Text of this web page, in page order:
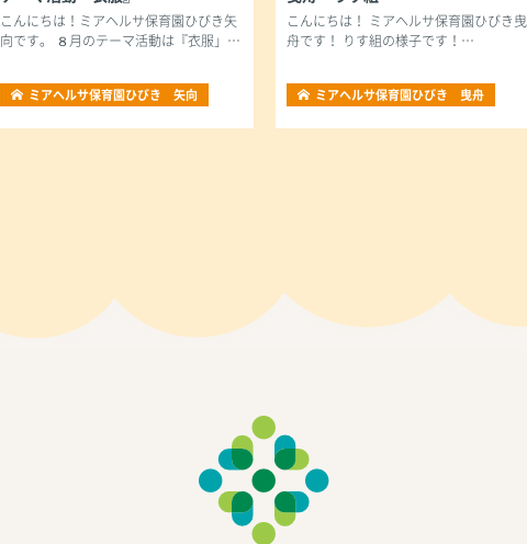
こんにちは！ミアヘルサ保育園ひびき矢
向です。 ８月のテーマ活動は『衣服」…
ミアヘルサ保育園ひびき 矢向
こんにちは！ ミアヘルサ保育園ひびき曳
舟です！ りす組の様子です！…
ミアヘルサ保育園ひびき 曳舟